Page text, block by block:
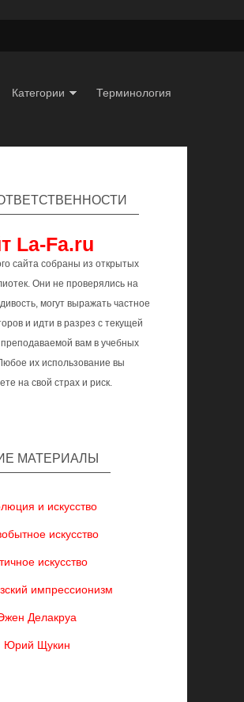
Категории Терминология
La-Fa.ru
сайта собраны из открытых
Они не проверялись на
могут выражать частное
и идти в разрез с текущей
вам в учебных
их использование вы
на свой страх и риск.
МАТЕРИАЛЫ
и искусство
искусство
искусство
импрессионизм
Делакруа
Юрий Щукин